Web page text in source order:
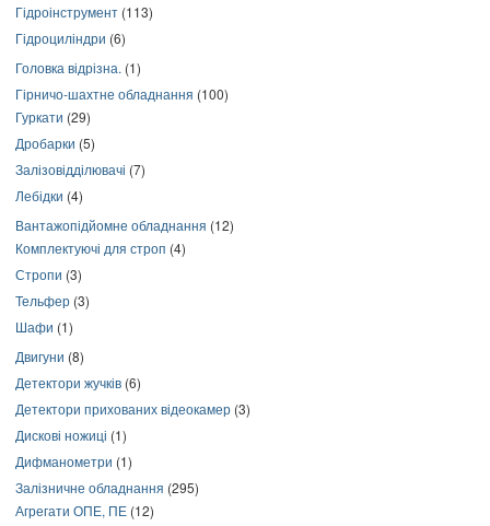
Гідроінструмент (113)
Гідроциліндри (6)
Головка відрізна. (1)
Гірничо-шахтне обладнання (100)
Гуркати (29)
Дробарки (5)
Залізовідділювачі (7)
Лебідки (4)
Вантажопідйомне обладнання (12)
Комплектуючі для строп (4)
Стропи (3)
Тельфер (3)
Шафи (1)
Двигуни (8)
Детектори жучків (6)
Детектори прихованих відеокамер (3)
Дискові ножиці (1)
Дифманометри (1)
Залізничне обладнання (295)
Агрегати ОПЕ, ПЕ (12)